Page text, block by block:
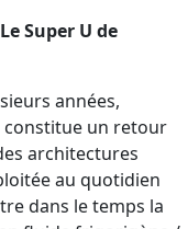
Super U de
années,
constitue un retour
architectures
au quotidien
dans le temps la